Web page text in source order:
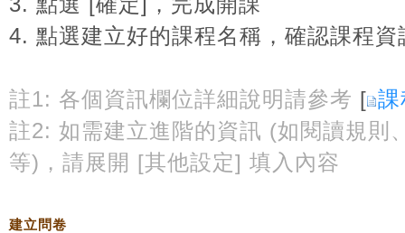
4. 點選建立好的課程名稱，確認課程資
註1: 各個資訊欄位詳細說明請參考 [ 課
註2: 如需建立進階的資訊 (如閱讀規則
等)，請展開 [其他設定] 填入內容
建立問卷